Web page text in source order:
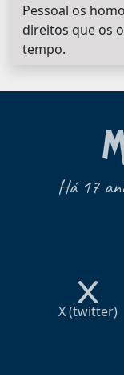
Pessoal os
direitos que os
tempo.
Há 17
X (twitter)